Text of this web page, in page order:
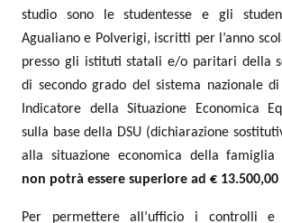
studio sono le studentesse e gli
Agualiano e Polverigi, iscritti per l’anno
presso gli istituti statali e/o paritari della
di secondo grado del sistema nazionale
Indicatore della Situazione Economica
sulla base della DSU (dichiarazione
alla situazione economica della famiglia
non potrà essere superiore ad € 13.500,00
Per permettere all’ufficio i controlli e